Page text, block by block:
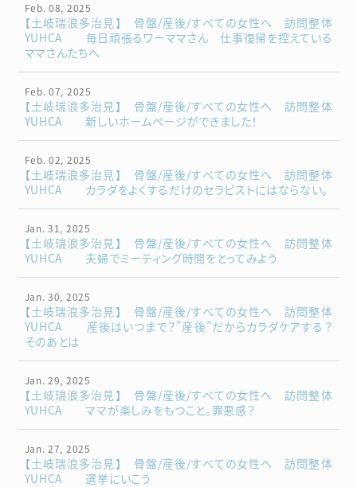
Feb. 08, 2025
【土岐瑞浪多治見】 骨盤/産後/すべての女性へ 訪問整体
YUHCA 毎日頑張るワーママさん 仕事復帰を控えている
ママさんたちへ
Feb. 07, 2025
【土岐瑞浪多治見】 骨盤/産後/すべての女性へ 訪問整体
YUHCA 新しいホームページができました！
Feb. 02, 2025
【土岐瑞浪多治見】 骨盤/産後/すべての女性へ 訪問整体
YUHCA カラダをよくするだけのセラピストにはならない。
Jan. 31, 2025
【土岐瑞浪多治見】 骨盤/産後/すべての女性へ 訪問整体
YUHCA 夫婦でミーティング時間をとってみよう
Jan. 30, 2025
【土岐瑞浪多治見】 骨盤/産後/すべての女性へ 訪問整体
YUHCA 産後はいつまで？”産後”だからカラダケアする？
そのあとは
Jan. 29, 2025
【土岐瑞浪多治見】 骨盤/産後/すべての女性へ 訪問整体
YUHCA ママが楽しみをもつこと。罪悪感？
Jan. 27, 2025
【土岐瑞浪多治見】 骨盤/産後/すべての女性へ 訪問整体
YUHCA 選挙にいこう